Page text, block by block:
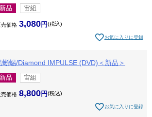
新品 宙組
売価格 3,080 税込
お気に入りに登録
蜥蜴/Diamond IMPULSE (DVD)＜新品＞
新品 宙組
売価格 8,800 税込
お気に入りに登録